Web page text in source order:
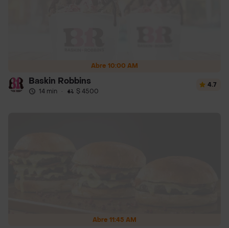
Abre 10:00 AM
Baskin Robbins
14 min · $ 4500
4.7
Abre 11:45 AM